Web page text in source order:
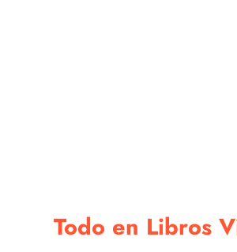
Todo en Libros